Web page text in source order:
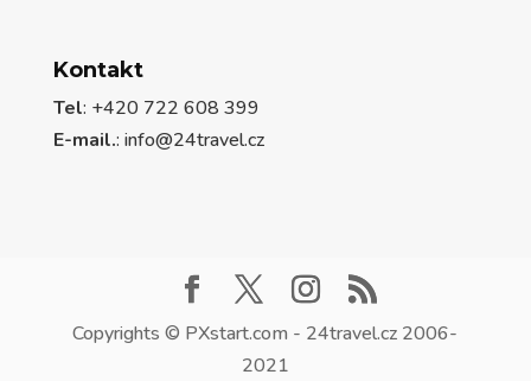
Kontakt
Tel: +420 722 608 399
E-mail.: info@24travel.cz
Copyrights © PXstart.com - 24travel.cz 2006-
2021